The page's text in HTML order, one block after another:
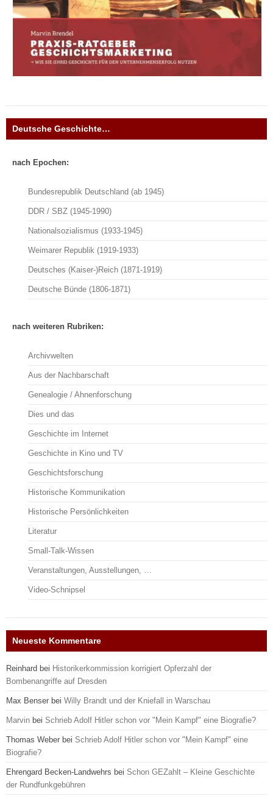
Deutsche Geschichte…
nach Epochen:
Bundesrepublik Deutschland (ab 1945)
DDR / SBZ (1945-1990)
Nationalsozialismus (1933-1945)
Weimarer Republik (1919-1933)
Deutsches (Kaiser-)Reich (1871-1919)
Deutsche Bünde (1806-1871)
nach weiteren Rubriken:
Archivwelten
Aus der Nachbarschaft
Genealogie / Ahnenforschung
Dies und das
Geschichte im Internet
Geschichte in Kino und TV
Geschichtsforschung
Historische Kommunikation
Historische Persönlichkeiten
Literatur
Small-Talk-Wissen
Veranstaltungen, Ausstellungen, …
Video-Schnipsel
Neueste Kommentare
Reinhard bei Historikerkommission korrigiert Opferzahl der
Bombenangriffe auf Dresden
Max Benser bei Willy Brandt und der Kniefall in Warschau
Marvin bei Schrieb Adolf Hitler schon vor "Mein Kampf" eine Biografie?
Thomas Weber bei Schrieb Adolf Hitler schon vor "Mein Kampf" eine
Biografie?
Ehrengard Becken-Landwehrs bei Schon GEZahlt – Kleine Geschichte
der Rundfunkgebühren